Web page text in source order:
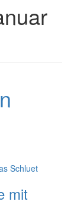
Schluet
mit